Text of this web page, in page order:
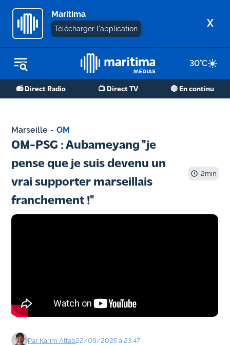
Maritima
Télécharger l'application X
30°C
📻 Direct Radio 📺 Direct TV 🔴 En continu
REPLAY RADIO
REPLAY TV
Martigues
de Berre
Marseille
- Aix
Sports
Société
Marseille - OM
OM-PSG : Aubameyang "je
pense que je suis devenu un
vrai supporter marseillais
franchement !"
2min
Par Karim Attab22/09/2025 à 23:47